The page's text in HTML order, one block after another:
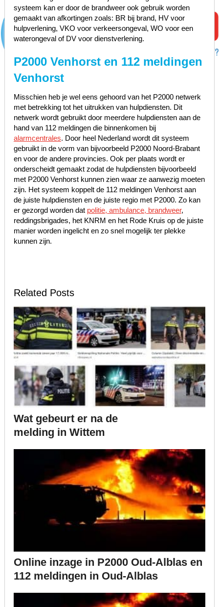
systeem kan er door de brandweer ook gebruik worden
gemaakt van afkortingen zoals: BR bij brand, HV voor
hulpverlening, VKO voor verkeersongeval, WO voor een
waterongeval of DV voor dienstverlening.
P2000 Venhorst en 112 meldingen
Venhorst
Misschien heb je wel eens gehoord van het P2000 netwerk
met betrekking tot het uitrukken van hulpdiensten. Dit
netwerk wordt gebruikt door meerdere hulpdiensten aan de
hand van 112 meldingen die binnenkomen bij
alarmcentrales. Door heel Nederland wordt dit systeem
gebruikt in de vorm van bijvoorbeeld P2000 Noord-Brabant
en voor de andere provincies. Ook per plaats wordt er
onderscheidt gemaakt zodat de hulpdiensten bijvoorbeeld
met P2000 Venhorst kunnen zien waar ze aanwezig moeten
zijn. Het systeem koppelt de 112 meldingen Venhorst aan
de juiste hulpdiensten en de juiste regio met P2000. Zo kan
er gezorgd worden dat politie, ambulance, brandweer,
reddingsbrigades, het KNRM en het Rode Kruis op de juiste
manier worden ingelicht en zo snel mogelijk ter plekke
kunnen zijn.
Related Posts
Wat gebeurt er na de
melding in Wittem
Online inzage in P2000 Oud-Alblas en
112 meldingen in Oud-Alblas